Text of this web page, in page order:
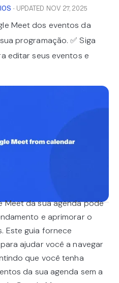
· UPDATED NOV 27, 2025
Meet dos eventos da
programação. ✅ Siga
editar seus eventos e
Meet da sua agenda pode
e aprimorar o
Este guia fornece
ajudar você a navegar
que você tenha
da sua agenda sem a